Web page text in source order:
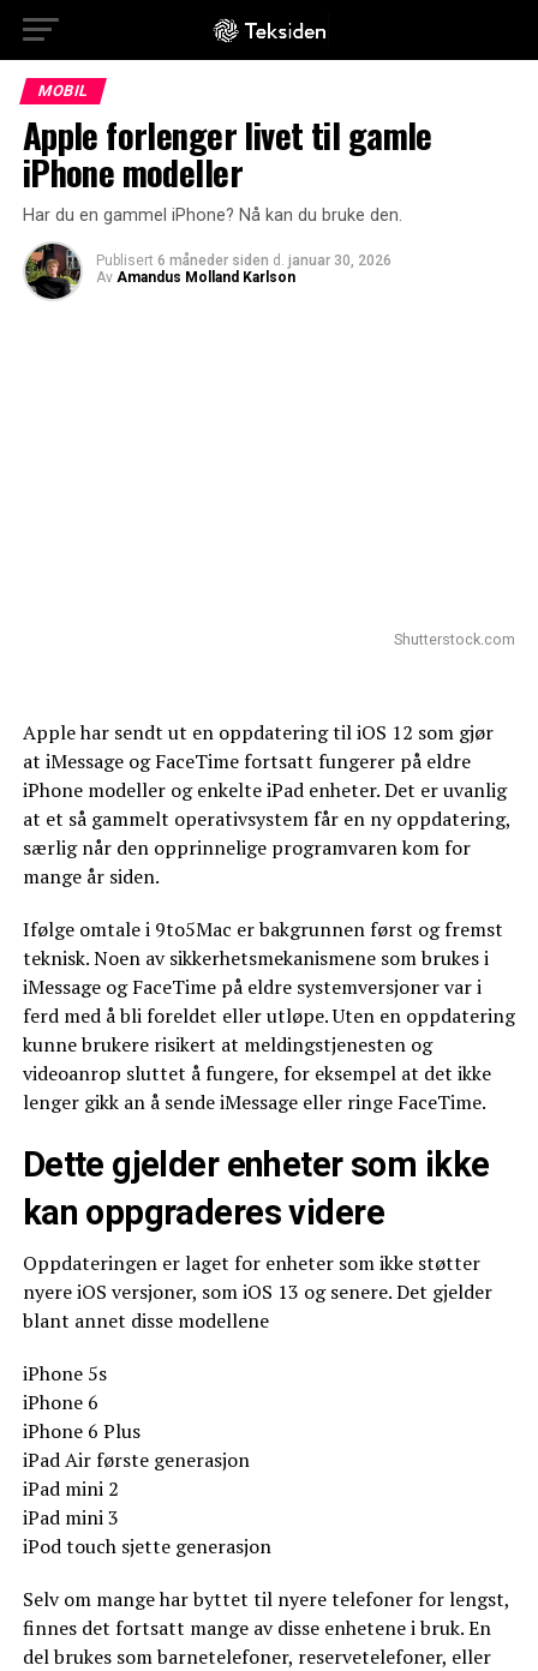
MOBIL
Apple forlenger livet til gamle
iPhone modeller
Har du en gammel iPhone? Nå kan du bruke den.
Publisert 6 måneder siden d. januar 30, 2026
Av Amandus Molland Karlson
Shutterstock.com
Apple har sendt ut en oppdatering til iOS 12 som gjør
at iMessage og FaceTime fortsatt fungerer på eldre
iPhone modeller og enkelte iPad enheter. Det er uvanlig
at et så gammelt operativsystem får en ny oppdatering,
særlig når den opprinnelige programvaren kom for
mange år siden.
Ifølge omtale i 9to5Mac er bakgrunnen først og fremst
teknisk. Noen av sikkerhetsmekanismene som brukes i
iMessage og FaceTime på eldre systemversjoner var i
ferd med å bli foreldet eller utløpe. Uten en oppdatering
kunne brukere risikert at meldingstjenesten og
videoanrop sluttet å fungere, for eksempel at det ikke
lenger gikk an å sende iMessage eller ringe FaceTime.
Dette gjelder enheter som ikke
kan oppgraderes videre
Oppdateringen er laget for enheter som ikke støtter
nyere iOS versjoner, som iOS 13 og senere. Det gjelder
blant annet disse modellene
iPhone 5s
iPhone 6
iPhone 6 Plus
iPad Air første generasjon
iPad mini 2
iPad mini 3
iPod touch sjette generasjon
Selv om mange har byttet til nyere telefoner for lengst,
finnes det fortsatt mange av disse enhetene i bruk. En
del brukes som barnetelefoner, reservetelefoner, eller